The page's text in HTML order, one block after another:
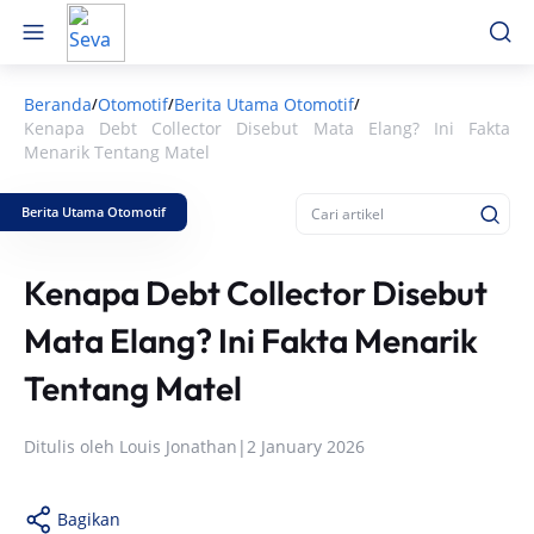
Beranda/Otomotif/Berita Utama Otomotif/
Kenapa Debt Collector Disebut Mata Elang? Ini Fakta
Menarik Tentang Matel
Berita Utama Otomotif
Kenapa Debt Collector Disebut
Mata Elang? Ini Fakta Menarik
Tentang Matel
Ditulis oleh Louis Jonathan |2 January 2026
Bagikan